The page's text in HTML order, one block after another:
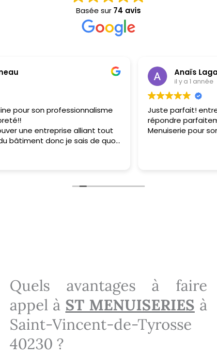
Basée sur 74 avis
Juste parfait! entreprise sérieuse et réactive qui a su
répondre parfaitement à mes besoins. Merci à St
Menuiserie pour son professionnalisme.
Quels avantages à faire
appel à ST MENUISERIES à
Saint-Vincent-de-Tyrosse
40230 ?